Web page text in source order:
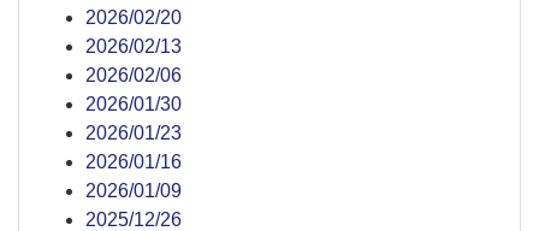
2026/02/20
2026/02/13
2026/02/06
2026/01/30
2026/01/23
2026/01/16
2026/01/09
2025/12/26